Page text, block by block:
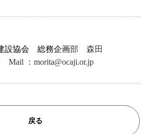
設協会 総務企画部 森田
Mail ：morita@ocaji.or.jp
戻る